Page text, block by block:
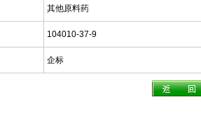
其他原料药
104010-37-9
企标